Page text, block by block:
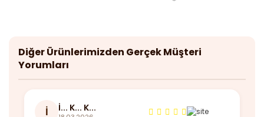
Diğer Ürünlerimizden Gerçek Müşteri
Yorumları
İ İ... K... K...